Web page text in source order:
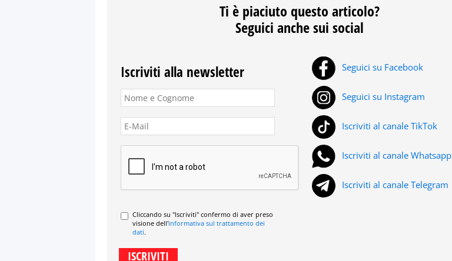
Ti è piaciuto questo articolo?
Seguici anche sui social
Iscriviti alla newsletter
Cliccando su "Iscriviti" confermo di aver preso
visione dell'informativa sul trattamento dei
dati.
Seguici su Facebook
Seguici su Instagram
Iscriviti al canale TikTok
Iscriviti al canale Whatsapp
Iscriviti al canale Telegram